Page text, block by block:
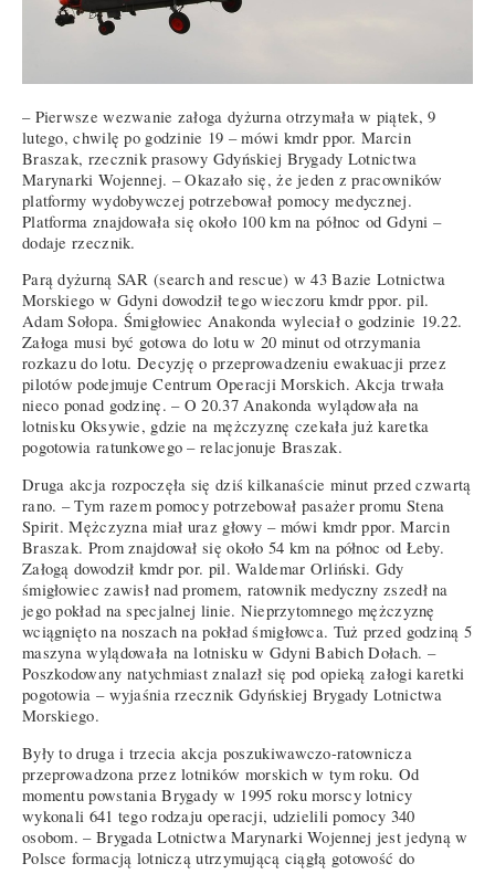
– Pierwsze wezwanie załoga dyżurna otrzymała w piątek, 9
lutego, chwilę po godzinie 19 – mówi kmdr ppor. Marcin
Braszak, rzecznik prasowy Gdyńskiej Brygady Lotnictwa
Marynarki Wojennej. – Okazało się, że jeden z pracowników
platformy wydobywczej potrzebował pomocy medycznej.
Platforma znajdowała się około 100 km na północ od Gdyni –
dodaje rzecznik.
Parą dyżurną SAR (search and rescue) w 43 Bazie Lotnictwa
Morskiego w Gdyni dowodził tego wieczoru kmdr ppor. pil.
Adam Sołopa. Śmigłowiec Anakonda wyleciał o godzinie 19.22.
Załoga musi być gotowa do lotu w 20 minut od otrzymania
rozkazu do lotu. Decyzję o przeprowadzeniu ewakuacji przez
pilotów podejmuje Centrum Operacji Morskich. Akcja trwała
nieco ponad godzinę. – O 20.37 Anakonda wylądowała na
lotnisku Oksywie, gdzie na mężczyznę czekała już karetka
pogotowia ratunkowego – relacjonuje Braszak.
Druga akcja rozpoczęła się dziś kilkanaście minut przed czwartą
rano. – Tym razem pomocy potrzebował pasażer promu Stena
Spirit. Mężczyzna miał uraz głowy – mówi kmdr ppor. Marcin
Braszak. Prom znajdował się około 54 km na północ od Łeby.
Załogą dowodził kmdr por. pil. Waldemar Orliński. Gdy
śmigłowiec zawisł nad promem, ratownik medyczny zszedł na
jego pokład na specjalnej linie. Nieprzytomnego mężczyznę
wciągnięto na noszach na pokład śmigłowca. Tuż przed godziną 5
maszyna wylądowała na lotnisku w Gdyni Babich Dołach. –
Poszkodowany natychmiast znalazł się pod opieką załogi karetki
pogotowia – wyjaśnia rzecznik Gdyńskiej Brygady Lotnictwa
Morskiego.
Były to druga i trzecia akcja poszukiwawczo-ratownicza
przeprowadzona przez lotników morskich w tym roku. Od
momentu powstania Brygady w 1995 roku morscy lotnicy
wykonali 641 tego rodzaju operacji, udzielili pomocy 340
osobom. – Brygada Lotnictwa Marynarki Wojennej jest jedyną w
Polsce formacją lotniczą utrzymującą ciągłą gotowość do